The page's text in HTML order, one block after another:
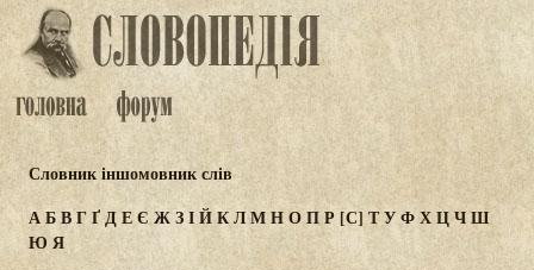
Словник іншомовник слів
АБВГҐДЕЄ ЖЗІЙКЛМНОПР [С] ТУФХЦЧШ
Ю Я